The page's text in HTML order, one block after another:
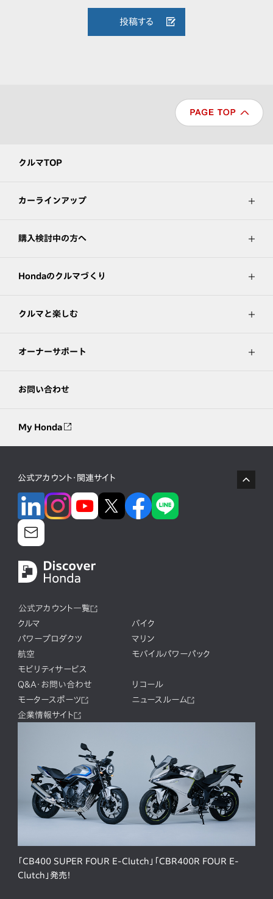
投稿する
クルマTOP
カーラインアップ
購入検討中の方へ
Hondaのクルマづくり
クルマと楽しむ
オーナーサポート
お問い合わせ
My Honda
公式アカウント・関連サイト
公式アカウント一覧
クルマ
バイク
パワープロダクツ
マリン
航空
モバイルパワーパック
モビリティサービス
Q&A・お問い合わせ
リコール
モータースポーツ
ニュースルーム
企業情報サイト
「CB400 SUPER FOUR E-Clutch」「CBR400R FOUR E-
Clutch」発売！